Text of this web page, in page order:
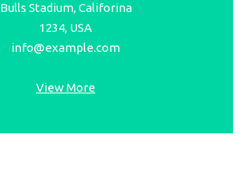
Bulls Stadium, Califorina
1234, USA
info@example.com
View More